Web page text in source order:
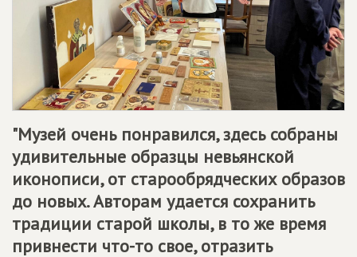
"Музей очень понравился, здесь собраны
удивительные образцы невьянской
иконописи, от старообрядческих образов
до новых. Авторам удается сохранить
традиции старой школы, в то же время
привнести что-то свое, отразить